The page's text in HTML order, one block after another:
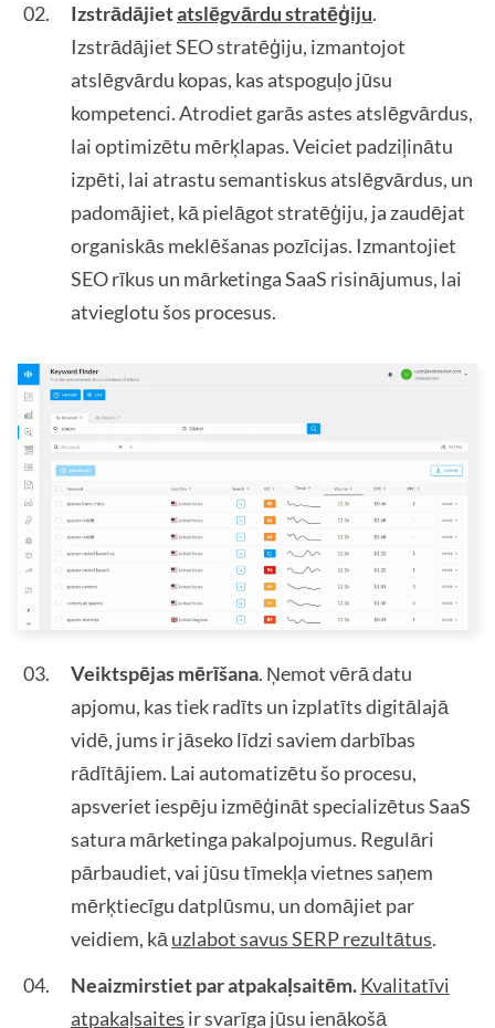
Izstrādājietatslēgvārdu stratēģiju.
Izstrādājiet SEO stratēģiju, izmantojot
atslēgvārdu kopas, kas atspoguļo jūsu
kompetenci. Atrodiet garās astes atslēgvārdus,
lai optimizētu mērķlapas. Veiciet padziļinātu
izpēti, lai atrastu semantiskus atslēgvārdus, un
padomājiet, kā pielāgot stratēģiju, ja zaudējat
organiskās meklēšanas pozīcijas. Izmantojiet
SEO rīkus un mārketinga SaaS risinājumus, lai
atvieglotu šos procesus.
Veiktspējas mērīšana. Ņemot vērā datu
apjomu, kas tiek radīts un izplatīts digitālajā
vidē, jums ir jāseko līdzi saviem darbības
rādītājiem. Lai automatizētu šo procesu,
apsveriet iespēju izmēģināt specializētus SaaS
satura mārketinga pakalpojumus. Regulāri
pārbaudiet, vai jūsu tīmekļa vietnes saņem
mērķtiecīgu datplūsmu, un domājiet par
veidiem, kā uzlabot savus SERP rezultātus.
Neaizmirstiet par atpakaļsaitēm.Kvalitatīvi
atpakaļsaites ir svarīga jūsu ienākošā